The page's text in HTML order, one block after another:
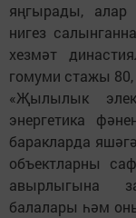
яңгырады,
нигез
хезмәт
гомуми стажы 80,
«Җылылык
энергетика
баракларда
объектларны
авырлыгына
балалары һәм